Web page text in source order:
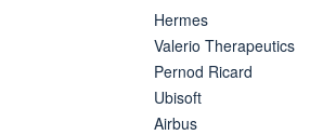
Hermes
Valerio Therapeutics
Pernod Ricard
Ubisoft
Airbus